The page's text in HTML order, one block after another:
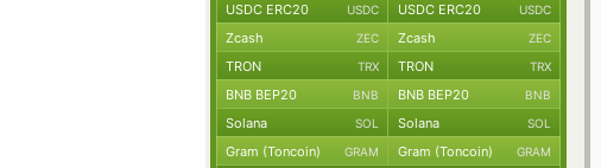
USDC ERC20 USDC USDC ERC20 USDC
Zcash ZEC Zcash ZEC
TRON TRX TRON TRX
BNB BEP20 BNB BNB BEP20 BNB
Solana SOL Solana SOL
Gram (Toncoin) GRAM Gram (Toncoin) GRAM